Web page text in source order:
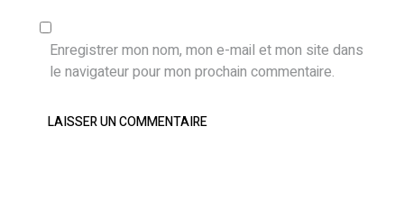
Enregistrer mon nom, mon e-mail et mon site dans
le navigateur pour mon prochain commentaire.